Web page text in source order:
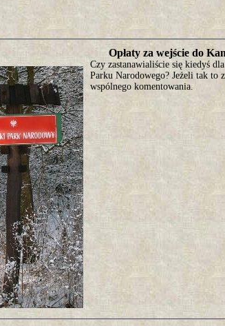
Opłaty za wejście do
Czy zastanawialiście się kiedyś
Parku Narodowego? Jeżeli tak to
wspólnego komentowania.